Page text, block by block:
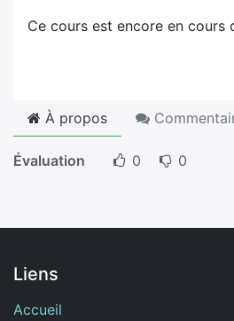
Ce cours est encore en cours
À propos
Évaluation 0 0
Liens
Accueil